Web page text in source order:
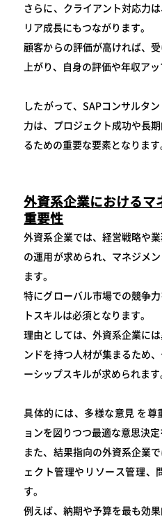
さらに、クライアント対応力
リア成長にもつながります。
顧客からの評価が高ければ、
上がり、自身の評価や年収アッ
したがって、SAPコンサルタ
力は、プロジェクト成功や長
るための重要な要素となります
外資系企業におけるマ
重要性
外資系企業では、経営戦略や
の運用が求められ、マネジメ
ます。
特にグローバル市場での競争
トスキルは必須となります。
理由としては、外資系企業に
ンドを持つ人材が集まるため
ーシップスキルが求められます
具体的には、多様な意見 を
ョンを図りつつ最適な意思決定
また、結果指向の外資系企業
ェクト管理やリソース管理、
す。
例えば、納期や予算を最も効